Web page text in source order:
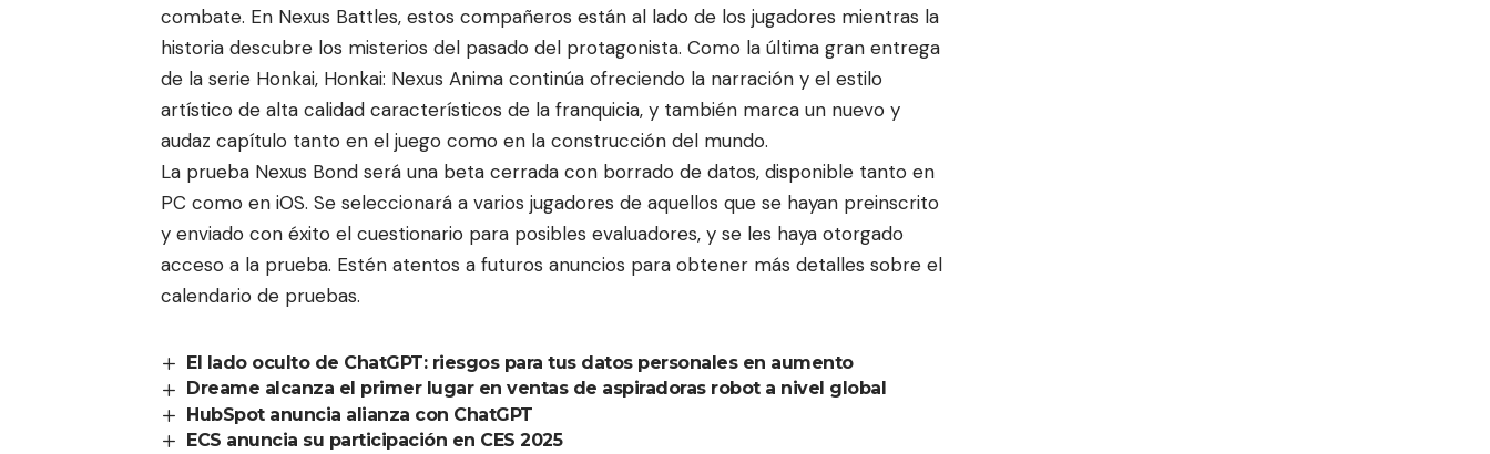
combate. En Nexus Battles, estos compañeros están al lado de los jugadores mientras la
historia descubre los misterios del pasado del protagonista. Como la última gran entrega
de la serie Honkai, Honkai: Nexus Anima continúa ofreciendo la narración y el estilo
artístico de alta calidad característicos de la franquicia, y también marca un nuevo y
audaz capítulo tanto en el juego como en la construcción del mundo.
La prueba Nexus Bond será una beta cerrada con borrado de datos, disponible tanto en
PC como en iOS. Se seleccionará a varios jugadores de aquellos que se hayan preinscrito
y enviado con éxito el cuestionario para posibles evaluadores, y se les haya otorgado
acceso a la prueba. Estén atentos a futuros anuncios para obtener más detalles sobre el
calendario de pruebas.
El lado oculto de ChatGPT: riesgos para tus datos personales en aumento
Dreame alcanza el primer lugar en ventas de aspiradoras robot a nivel global
HubSpot anuncia alianza con ChatGPT
ECS anuncia su participación en CES 2025